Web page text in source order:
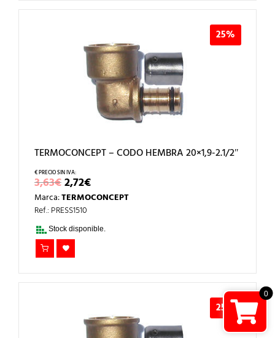
25%
TERMOCONCEPT – CODO HEMBRA 20×1,9-2.1/2″
3,63€EL
PRECIO
ORIGINAL
ERA:
3,63€.
2,72€EL
PRECIO
ACTUAL
2,72€.
Marca:TERMOCONCEPT
Ref.: PRESS1510
Stock disponible.
25%
0